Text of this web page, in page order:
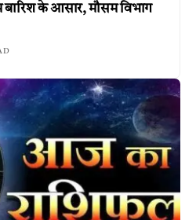
के आसार, मौसम विभाग